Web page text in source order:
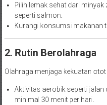
Pilih lemak sehat dari minyak
seperti salmon.
Kurangi konsumsi makanan
2. Rutin Berolahraga
Olahraga menjaga kekuatan
Aktivitas aerobik seperti jalan
minimal 30 menit per hari.